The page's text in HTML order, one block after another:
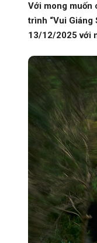
Với mong muốn
trình “Vui
13/12/2025 với